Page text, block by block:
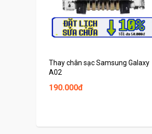
Thay chân sạc Samsung Galaxy
A02
190.000đ